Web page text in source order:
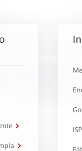
ISP